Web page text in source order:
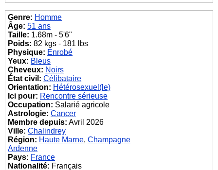
Genre: Homme
Âge: 51 ans
Taille: 1.68m - 5'6"
Poids: 82 kgs - 181 lbs
Physique: Enrobé
Yeux: Bleus
Cheveux: Noirs
État civil: Célibataire
Orientation: Hétérosexuel(le)
Ici pour: Rencontre sérieuse
Occupation: Salarié agricole
Astrologie: Cancer
Membre depuis: Avril 2026
Ville: Chalindrey
Région: Haute Marne,Champagne
Ardenne
Pays: France
Nationalité: Français